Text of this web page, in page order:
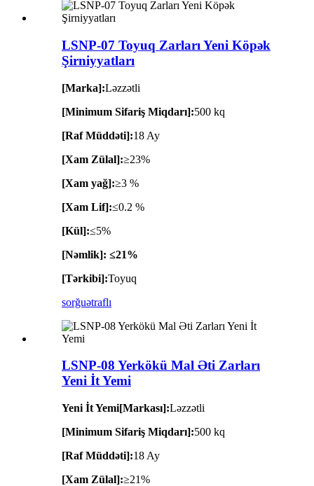
LSNP-07 Toyuq Zarları Yeni Köpək
Şirniyyatları
[Marka]:Ləzzətli
[Minimum Sifariş Miqdarı]:500 kq
[Raf Müddəti]:18 Ay
[Xam Zülal]:≥23%
[Xam yağ]:≥3 %
[Xam Lif]:≤0.2 %
[Kül]:≤5%
[Nəmlik]: ≤21%
[Tərkibi]:Toyuq
sorğuətraflı
LSNP-08 Yerkökü Mal Əti Zarları
Yeni İt Yemi
Yeni İt Yemi[Markası]:Ləzzətli
[Minimum Sifariş Miqdarı]:500 kq
[Raf Müddəti]:18 Ay
[Xam Zülal]:≥21%